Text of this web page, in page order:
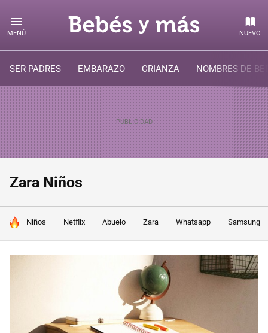
MENÚ NUEVO
SER PADRES EMBARAZO CRIANZA NOMBRES DE
Zara Niños
HOY SE HABLA DE
Niños Netflix Abuelo Zara Whatsapp Samsung